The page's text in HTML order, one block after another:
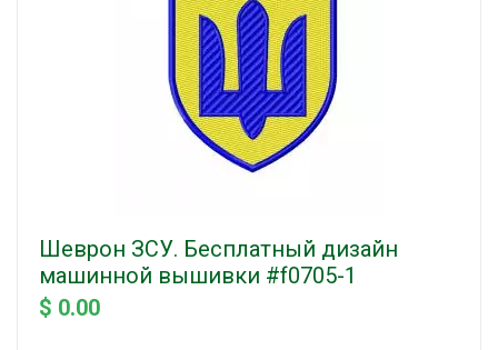
Шеврон ЗСУ. Бесплатный дизайн
машинной вышивки #f0705-1
$ 0.00